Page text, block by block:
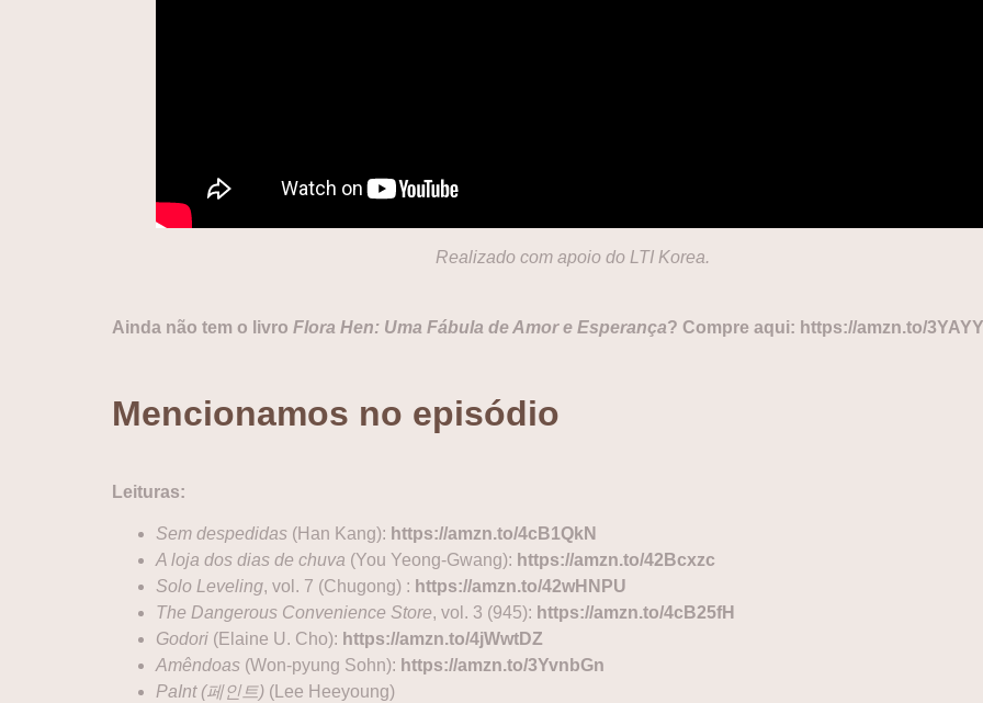
Realizado com apoio do LTI Korea.
Ainda não tem o livro Flora Hen: Uma Fábula de Amor e Esperança? Compre aqui: https://amzn.to/
Mencionamos no episódio
Leituras:
Sem despedidas (Han Kang): https://amzn.to/4cB1QkN
A loja dos dias de chuva (You Yeong-Gwang): https://amzn.to/42Bcxzc
Solo Leveling, vol. 7 (Chugong) : https://amzn.to/42wHNPU
The Dangerous Convenience Store, vol. 3 (945): https://amzn.to/4cB25fH
Godori (Elaine U. Cho): https://amzn.to/4jWwtDZ
Amêndoas (Won-pyung Sohn): https://amzn.to/3YvnbGn
PaInt (페인트) (Lee Heeyoung)